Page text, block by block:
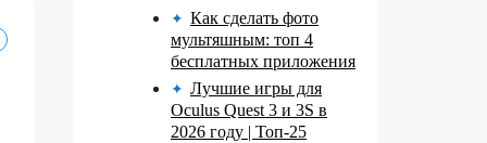
✦ Как сделать фото
мультяшным: топ 4
бесплатных приложения
✦ Лучшие игры для
Oculus Quest 3 и 3S в
2026 году | Топ-25